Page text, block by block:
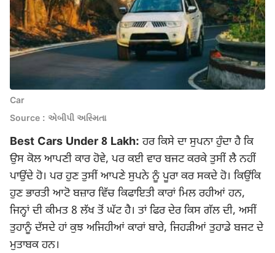
Car
Source : એબીપી અસ્મિતા
Best Cars Under 8 Lakh:ਹਰ ਕਿਸੇ ਦਾ ਸੁਪਨਾ ਹੁੰਦਾ ਹੈ ਕਿ
ਉਸ ਕੋਲ ਆਪਣੀ ਕਾਰ ਹੋਵੇ, ਪਰ ਕਈ ਵਾਰ ਬਜਟ ਕਰਕੇ ਤੁਸੀਂ ਲੈ ਨਹੀਂ
ਪਾਉਂਦੇ ਹੋ। ਪਰ ਹੁਣ ਤੁਸੀਂ ਆਪਣੇ ਸੁਪਨੇ ਨੂੰ ਪੂਰਾ ਕਰ ਸਕਦੇ ਹੋ। ਕਿਉਂਕਿ
ਹੁਣ ਭਾਰਤੀ ਆਟੋ ਬਜ਼ਾਰ ਵਿੱਚ ਕਿਫਾਇਤੀ ਕਾਰਾਂ ਮਿਲ ਰਹੀਆਂ ਹਨ,
ਜਿਨ੍ਹਾਂ ਦੀ ਕੀਮਤ 8 ਲੱਖ ਤੋਂ ਘੱਟ ਹੈ। ਤਾਂ ਫਿਰ ਦੇਰ ਕਿਸ ਗੱਲ ਦੀ, ਅਸੀਂ
ਤੁਹਾਨੂੰ ਦੱਸਦੇ ਹਾਂ ਕੁਝ ਅਜਿਹੀਆਂ ਕਾਰਾਂ ਬਾਰੇ, ਜਿਹੜੀਆਂ ਤੁਹਾਡੇ ਬਜਟ ਦੇ
ਮੁਤਾਬਕ ਹਨ।